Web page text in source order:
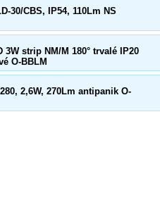
30/CBS, IP54, 110Lm NS
strip NM/M 180° trvalé IP20
O-BBLM
2,6W, 270Lm antipanik O-